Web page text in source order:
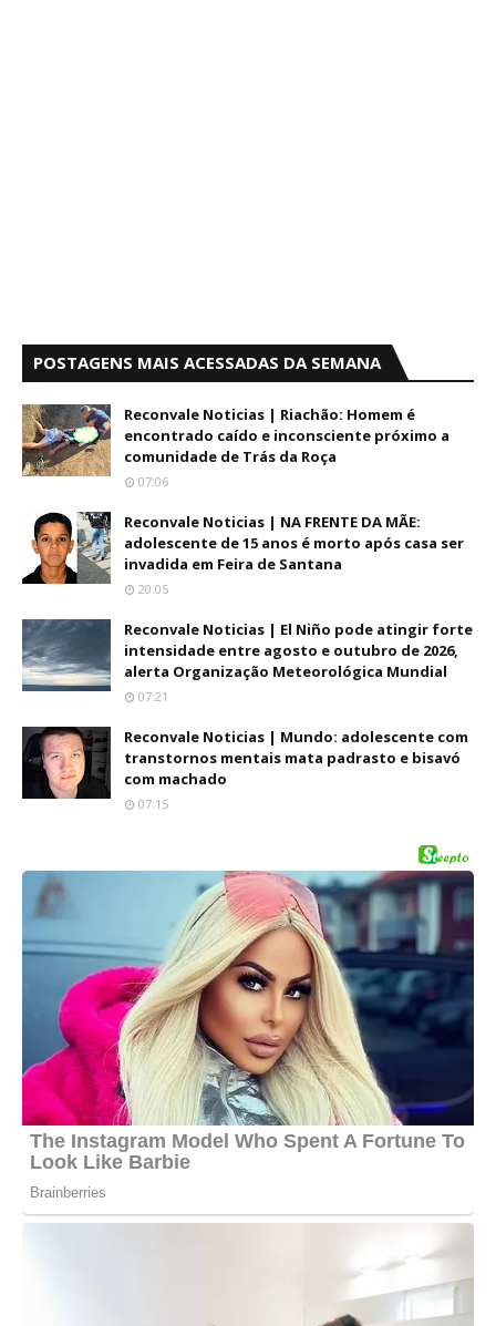
POSTAGENS MAIS ACESSADAS DA SEMANA
Reconvale Noticias | Riachão: Homem é
encontrado caído e inconsciente próximo a
comunidade de Trás da Roça
07:06
Reconvale Noticias | NA FRENTE DA MÃE:
adolescente de 15 anos é morto após casa ser
invadida em Feira de Santana
20:05
Reconvale Noticias | El Niño pode atingir forte
intensidade entre agosto e outubro de 2026,
alerta Organização Meteorológica Mundial
07:21
Reconvale Noticias | Mundo: adolescente com
transtornos mentais mata padrasto e bisavó
com machado
07:15